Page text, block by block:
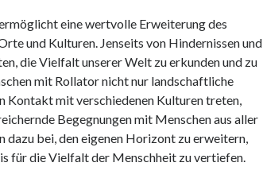
eine wertvolle Erweiterung des
und Kulturen. Jenseits von Hindernissen und
die Vielfalt unserer Welt zu erkunden und zu
mit Rollator nicht nur landschaftliche
Kontakt mit verschiedenen Kulturen treten,
Begegnungen mit Menschen aus aller
dazu bei, den eigenen Horizont zu erweitern,
für die Vielfalt der Menschheit zu vertiefen.